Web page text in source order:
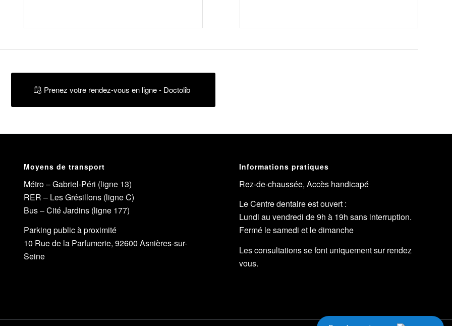
Prenez votre rendez-vous en ligne - Doctolib
Moyens de transport
Métro – Gabriel-Péri (ligne 13)
RER – Les Grésillons (ligne C)
Bus – Cité Jardins (ligne 177)
Parking public à proximité
10 Rue de la Parfumerie, 92600 Asnières-sur-
Seine
Informations pratiques
Rez-de-chaussée, Accès handicapé
Le Centre dentaire est ouvert :
Lundi au vendredi de 9h à 19h sans interruption.
Fermé le samedi et le dimanche
Les consultations se font uniquement sur rendez
vous.